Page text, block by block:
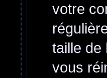
votre
taille de
vous